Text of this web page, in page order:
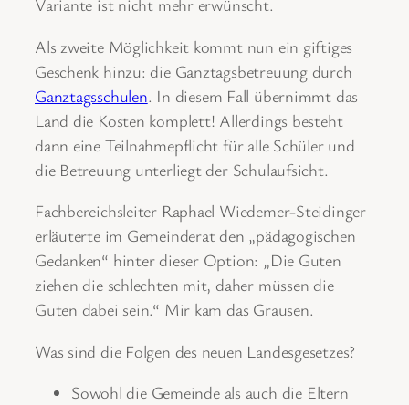
Variante ist nicht mehr erwünscht.
Als zweite Möglichkeit kommt nun ein giftiges
Geschenk hinzu: die Ganztagsbetreuung durch
Ganztagsschulen. In diesem Fall übernimmt das
Land die Kosten komplett! Allerdings besteht
dann eine Teilnahmepflicht für alle Schüler und
die Betreuung unterliegt der Schulaufsicht.
Fachbereichsleiter Raphael Wiedemer-Steidinger
erläuterte im Gemeinderat den „pädagogischen
Gedanken“ hinter dieser Option: „Die Guten
ziehen die schlechten mit, daher müssen die
Guten dabei sein.“ Mir kam das Grausen.
Was sind die Folgen des neuen Landesgesetzes?
Sowohl die Gemeinde als auch die Eltern